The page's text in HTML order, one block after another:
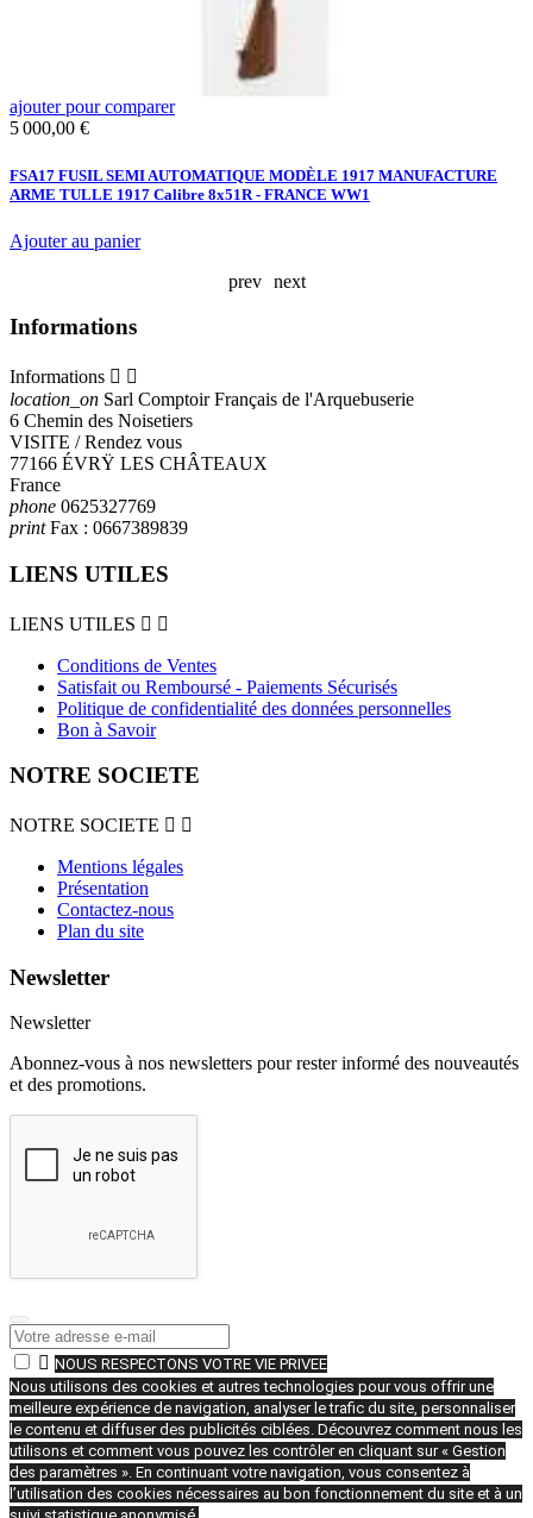
ajouter pour comparer
Prix
5 000,00 €
FSA17 FUSIL SEMI AUTOMATIQUE MODÈLE 1917 MANUFACTURE
ARME TULLE 1917 Calibre 8x51R - FRANCE WW1
Ajouter au panier
prev next
Informations
Informations  
location_on Sarl Comptoir Français de l'Arquebuserie
6 Chemin des Noisetiers
VISITE / Rendez vous
77166 ÉVRŸ LES CHÂTEAUX
France
phone 0625327769
printFax : 0667389839
LIENS UTILES
LIENS UTILES  
Conditions de Ventes
Satisfait ou Remboursé - Paiements Sécurisés
Politique de confidentialité des données personnelles
Bon à Savoir
NOTRE SOCIETE
NOTRE SOCIETE  
Mentions légales
Présentation
Contactez-nous
Plan du site
Newsletter
Newsletter
Abonnez-vous à nos newsletters pour rester informé des nouveautés
et des promotions.
 NOUS RESPECTONS VOTRE VIE PRIVEE
Nous utilisons des cookies et autres technologies pour vous offrir une
meilleure expérience de navigation, analyser le trafic du site, personnaliser
le contenu et diffuser des publicités ciblées. Découvrez comment nous les
utilisons et comment vous pouvez les contrôler en cliquant sur « Gestion
des paramètres ». En continuant votre navigation, vous consentez à
l’utilisation des cookies nécessaires au bon fonctionnement du site et à un